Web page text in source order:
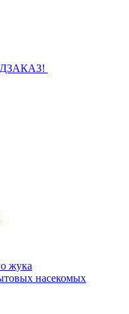
жука
насекомых